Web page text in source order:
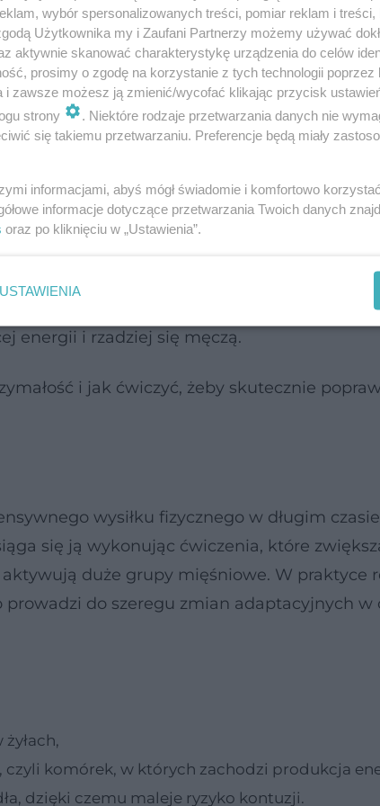
się w kontekściebiegania– taki rodzaj
dłuższych dystansów w krótszym
jeśli nie biegamy maratonów i nie
zdrowsze, szczuplejsze, rzadziej
codziennych czynności. Na
do autobusu nie powodują u nich zadyszki.
energii i rzadziej się męczą.
i jak ćwiczyć, żeby skutecznie
wysiłku fizycznego w długim
się ją wykonując ćwiczenia, które
aktywują duże grupy mięśniowe. W praktyce
do szeregu zmian adaptacyjnych w
komórek, w których zachodzi produkcja
dzięki czemu maleje ryzyko kontuzji.
wybór spersonalizowanych treści, pomiar reklam i treści,
Użytkownika my i Zaufani Partnerzy możemy używać
aktywnie skanować charakterystykę urządzenia do celów
prosimy o zgodę na korzystanie z tych technologii poprzez
i zawsze możesz ją zmienić/wycofać klikając przycisk
strony
. Niektóre rodzaje przetwarzania danych nie
się takiemu przetwarzaniu. Preferencje będą miały
informacjami, abyś mógł świadomie i komfortowo
informacje dotyczące przetwarzania Twoich danych
oraz po kliknięciu w „Ustawienia”.
USTAWIENIA